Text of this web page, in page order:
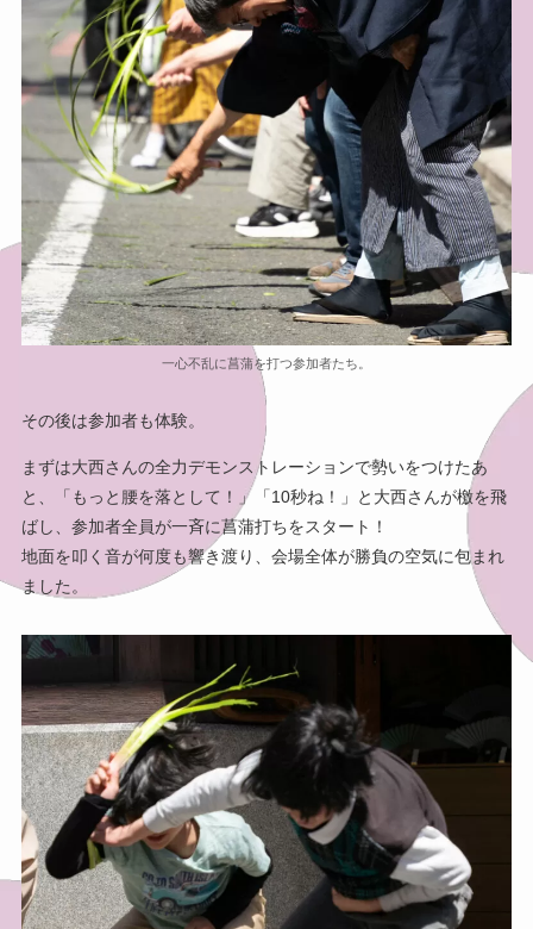
一心不乱に菖蒲を打つ参加者たち。
その後は参加者も体験。
まずは大西さんの全力デモンストレーションで勢いをつけたあ
と、「もっと腰を落として！」「10秒ね！」と大西さんが檄を飛
ばし、参加者全員が一斉に菖蒲打ちをスタート！
地面を叩く音が何度も響き渡り、会場全体が勝負の空気に包まれ
ました。